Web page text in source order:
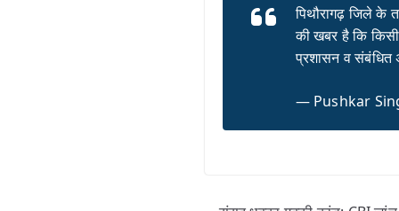
पिथौरागढ़ जिले के
की खबर है कि
प्रशासन व संबंधित
— Pushkar